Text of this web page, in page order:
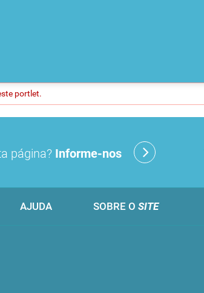
portlet.
página? Informe-nos
AJUDA SOBRE O SITE